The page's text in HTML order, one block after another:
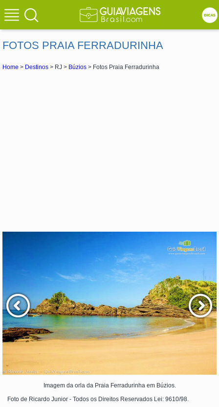
FOTOS PRAIA FERRADURINHA
Home > Destinos > RJ > Búzios > Fotos Praia Ferradurinha
Imagem da orla da Praia Ferradurinha em Búzios.
Foto de Ricardo Junior - Todos os Direitos Reservados Lei: 9610/98.